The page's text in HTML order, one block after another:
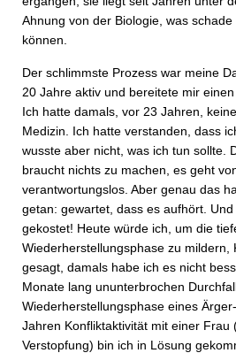
Ahnung von der Biologie, was
können.
Der schlimmste Prozess war meine
20 Jahre aktiv und bereitete mir
Ich hatte damals, vor 23 Jahren,
Medizin. Ich hatte verstanden, dass
wusste aber nicht, was ich tun sollte.
braucht nichts zu machen, es geht
verantwortungslos. Aber genau das
getan: gewartet, dass es aufhört.
gekostet! Heute würde ich, um die
Wiederherstellungsphase zu mildern,
gesagt, damals habe ich es nicht
Monate lang ununterbrochen
Wiederherstellungsphase eines
Jahren Konfliktaktivität mit einer Frau
Verstopfung) bin ich in Lösung